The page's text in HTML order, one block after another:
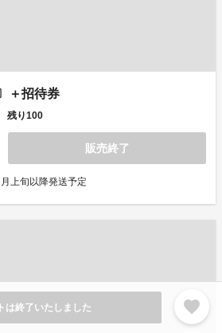
は終了いたしました favorite
＋招待券
残り100
販売終了
上旬以降発送予定